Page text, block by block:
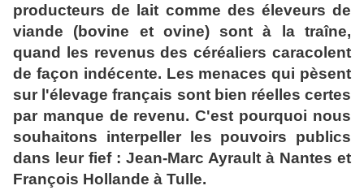
producteurs de lait comme des éleveurs de
viande (bovine et ovine) sont à la traîne,
quand les revenus des céréaliers caracolent
de façon indécente. Les menaces qui pèsent
sur l'élevage français sont bien réelles certes
par manque de revenu. C'est pourquoi nous
souhaitons interpeller les pouvoirs publics
dans leur fief : Jean-Marc Ayrault à Nantes et
François Hollande à Tulle.